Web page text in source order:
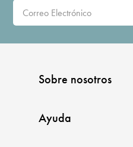
Sobre nosotros
Ayuda